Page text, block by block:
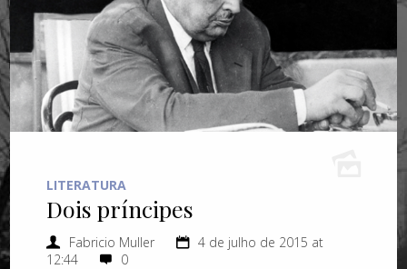
LITERATURA
Dois príncipes
Fabricio Muller
4 de julho de 2015 at
12:44
0